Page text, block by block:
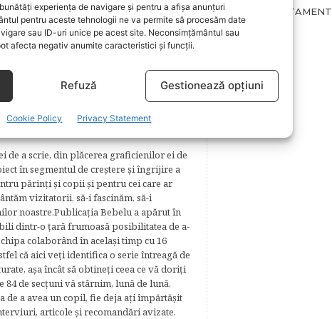
experiența de navigare și pentru a afișa anunțuri
pentru aceste tehnologii ne va permite să procesăm date
sau ID-uri unice pe acest site. Neconsimțământul sau
afecta negativ anumite caracteristici și funcții.
Refuză Gestionează opțiuni
Cookie Policy Privacy Statement
ARTICOLUL URMĂTOR
3 secrete ale curateniei perfecte
de a scrie, din plăcerea graficienilor ei de
în segmentul de creştere şi îngrijire a
părinţi şi copii şi pentru cei care ar
vizitatorii, să-i fascinăm, să-i
noastre.​ Publicația Bebelu a apărut în
dintr-o ţară frumoasă posibilitatea de a-
colaborând în acelaşi timp cu 16
că aici veţi identifica o serie întreagă de
aşa încât să obtineţi ceea ce vă doriţi
de secțuni vă stârnim, lună de lună,
de a avea un copil, fie deja aţi împărtăşit
articole şi recomandări avizate.
COMPORTAMENT